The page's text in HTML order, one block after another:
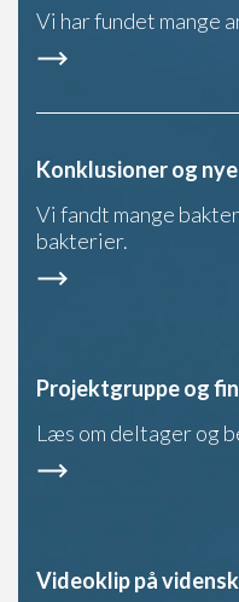
Vi har fundet mange
Konklusioner og
Vi fandt mange
bakterier.
Projektgruppe og
Læs om deltager og
Videoklip på